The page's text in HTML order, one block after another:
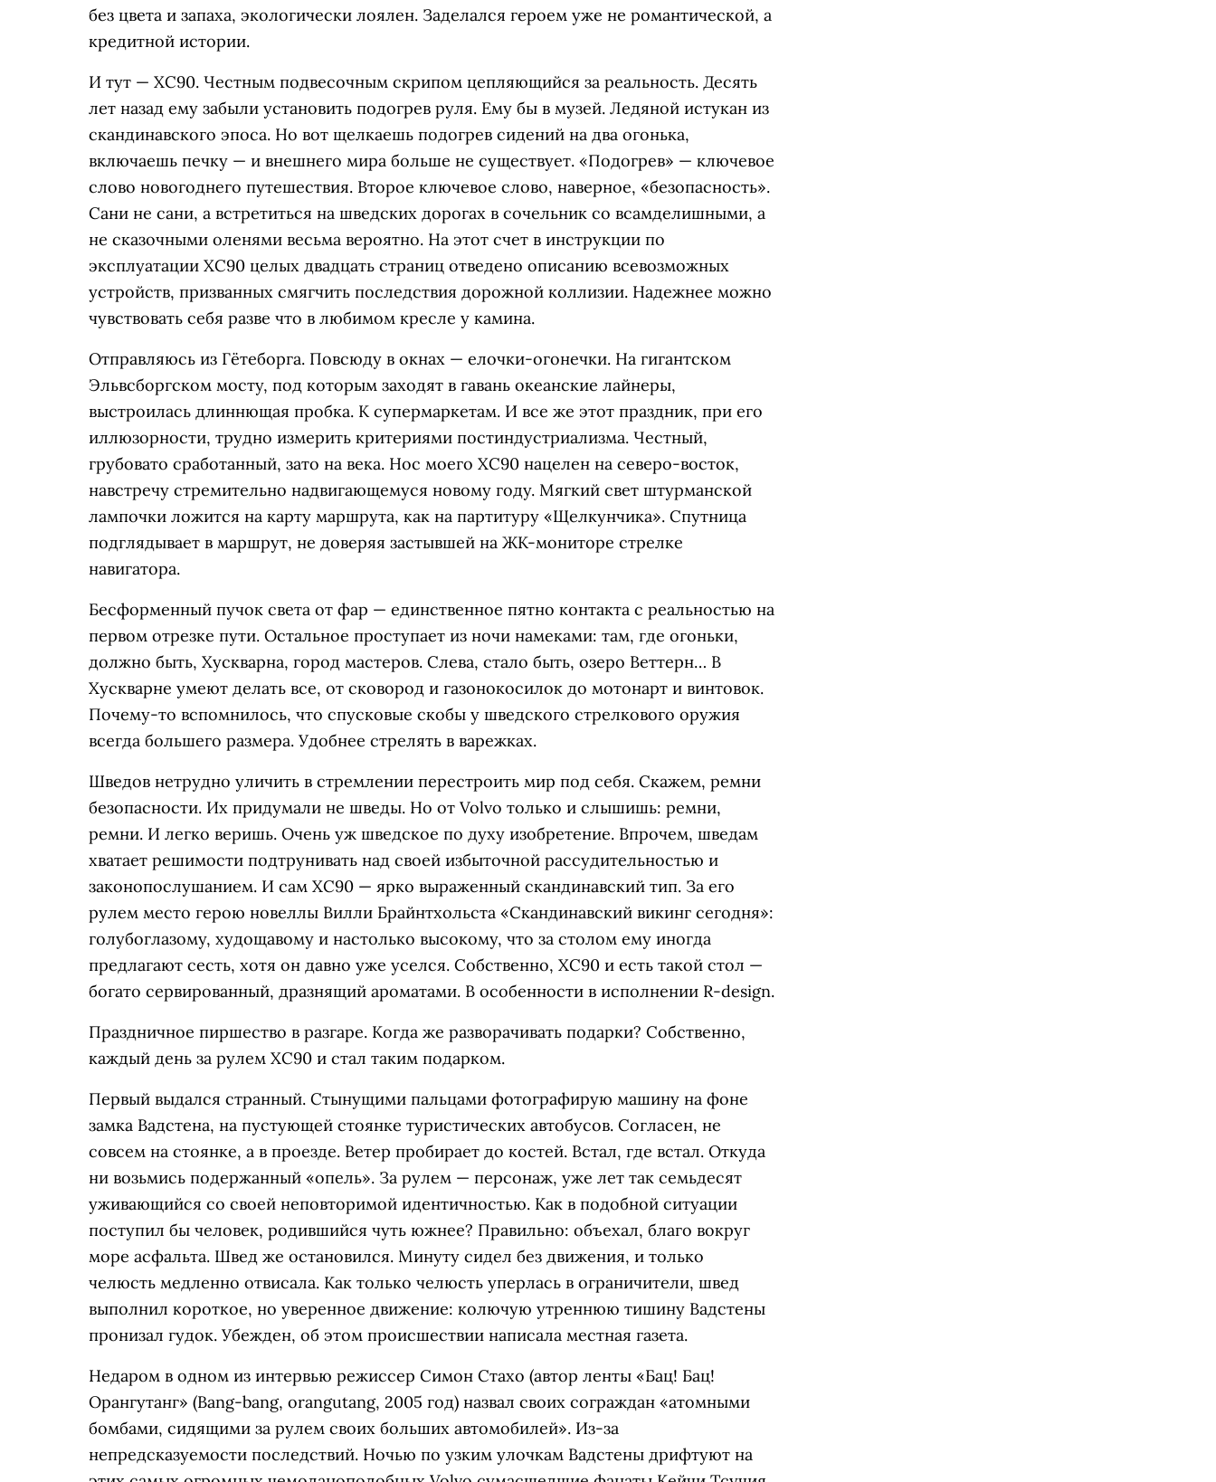
без цвета и запаха, экологически лоялен. Заделался героем уже не романтической, а
кредитной истории.
И тут — ХС90. Честным подвесочным скрипом цепляющийся за реальность. Десять
лет назад ему забыли установить подогрев руля. Ему бы в музей. Ледяной истукан из
скандинавского эпоса. Но вот щелкаешь подогрев сидений на два огонька,
включаешь печку — и внешнего мира больше не существует. «Подогрев» — ключевое
слово новогоднего путешествия. Второе ключевое слово, наверное, «безопасность».
Сани не сани, а встретиться на шведских дорогах в сочельник со всамделишными, а
не сказочными оленями весьма вероятно. На этот счет в инструкции по
эксплуатации XC90 целых двадцать страниц отведено описанию всевозможных
устройств, призванных смягчить последствия дорожной коллизии. Надежнее можно
чувствовать себя разве что в любимом кресле у камина.
Отправляюсь из Гётеборга. Повсюду в окнах — елочки-огонечки. На гигантском
Эльвсборгском мосту, под которым заходят в гавань океанские лайнеры,
выстроилась длиннющая пробка. К супермаркетам. И все же этот праздник, при его
иллюзорности, трудно измерить критериями постиндустриализма. Честный,
грубовато сработанный, зато на века. Нос моего ХС90 нацелен на северо-восток,
навстречу стремительно надвигающемуся новому году. Мягкий свет штурманской
лампочки ложится на карту маршрута, как на партитуру «Щелкунчика». Спутница
подглядывает в маршрут, не доверяя застывшей на ЖК-мониторе стрелке
навигатора.
Бесформенный пучок света от фар — единственное пятно контакта с реальностью на
первом отрезке пути. Остальное проступает из ночи намеками: там, где огоньки,
должно быть, Хускварна, город мастеров. Слева, стало быть, озеро Веттерн… В
Хускварне умеют делать все, от сковород и газонокосилок до мотонарт и винтовок.
Почему-то вспомнилось, что спусковые скобы у шведского стрелкового оружия
всегда большего размера. Удобнее стрелять в варежках.
Шведов нетрудно уличить в стремлении перестроить мир под себя. Скажем, ремни
безопасности. Их придумали не шведы. Но от Volvo только и слышишь: ремни,
ремни. И легко веришь. Очень уж шведское по духу изобретение. Впрочем, шведам
хватает решимости подтрунивать над своей избыточной рассудительностью и
законопослушанием. И сам XC90 — ярко выраженный скандинавский тип. За его
рулем место герою новеллы Вилли Брайнтхольста «Скандинавский викинг сегодня»:
голубоглазому, худощавому и настолько высокому, что за столом ему иногда
предлагают сесть, хотя он давно уже уселся. Собственно, XC90 и есть такой стол —
богато сервированный, дразнящий ароматами. В особенности в исполнении R-design.
Праздничное пиршество в разгаре. Когда же разворачивать подарки? Собственно,
каждый день за рулем XC90 и стал таким подарком.
Первый выдался странный. Стынущими пальцами фотографирую машину на фоне
замка Вадстена, на пустующей стоянке туристических автобусов. Согласен, не
совсем на стоянке, а в проезде. Ветер пробирает до костей. Встал, где встал. Откуда
ни возьмись подержанный «опель». За рулем — персонаж, уже лет так семьдесят
уживающийся со своей неповторимой идентичностью. Как в подобной ситуации
поступил бы человек, родившийся чуть южнее? Правильно: объехал, благо вокруг
море асфальта. Швед же остановился. Минуту сидел без движения, и только
челюсть медленно отвисала. Как только челюсть уперлась в ограничители, швед
выполнил короткое, но уверенное движение: колючую утреннюю тишину Вадстены
пронизал гудок. Убежден, об этом происшествии написала местная газета.
Недаром в одном из интервью режиссер Симон Стахо (автор ленты «Бац! Бац!
Орангутанг» (Bang-bang, orangutang, 2005 год) назвал своих сограждан «атомными
бомбами, сидящими за рулем своих больших автомобилей». Из-за
непредсказуемости последствий. Ночью по узким улочкам Вадстены дрифтуют на